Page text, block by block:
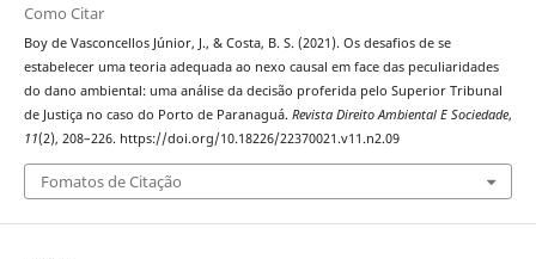
Como Citar
Boy de Vasconcellos Júnior, J., & Costa, B. S. (2021). Os desafios de se
estabelecer uma teoria adequada ao nexo causal em face das peculiaridades
do dano ambiental: uma análise da decisão proferida pelo Superior Tribunal
de Justiça no caso do Porto de Paranaguá. Revista Direito Ambiental E Sociedade,
11(2), 208–226. https://doi.org/10.18226/22370021.v11.n2.09
Fomatos de Citação